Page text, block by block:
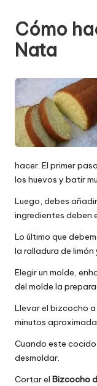
Cómo
Nata
hacer. El primer
los huevos y batir
Luego, debes
ingredientes deben
Lo último que
la ralladura de
Elegir un molde,
del molde la
Llevar el bizcocho
minutos
Cuando este
desmoldar.
Cortar el Bizcocho